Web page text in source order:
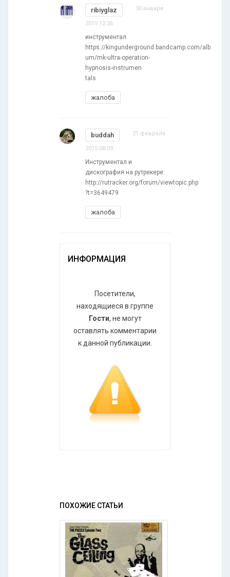
ribiyglaz 30 января
2015 12:36
инструментал
https://kingunderground.bandcamp.com/alb
um/mk-ultra-operation-
hypnosis-instrumen
tals
жалоба
buddah 21 февраля
2015 08:09
Инструментал и
дискография на рутрекере:
http://rutracker.org/forum/viewtopic.php
?t=3649479
жалоба
ИНФОРМАЦИЯ
Посетители,
находящиеся в группе
Гости, не могут
оставлять комментарии
к данной публикации.
ПОХОЖИЕ СТАТЬИ